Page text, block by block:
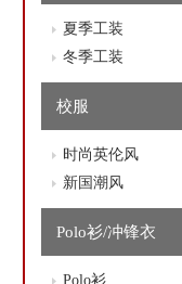
夏季工装
冬季工装
校服
时尚英伦风
新国潮风
Polo衫/冲锋衣
Polo衫